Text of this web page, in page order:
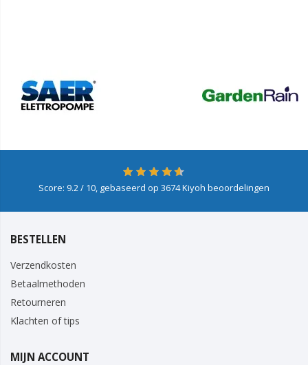
Score: 9.2/ 10, gebaseerd op 3674Kiyoh beoordelingen
BESTELLEN
Verzendkosten
Betaalmethoden
Retourneren
Klachten of tips
MIJN ACCOUNT